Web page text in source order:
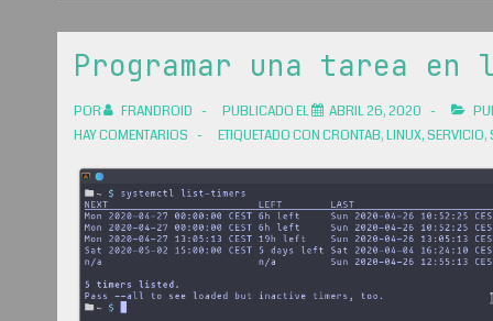
Programar una tarea en
POR FRANDROID PUBLICADO EL ABRIL 26, 2020
HAY COMENTARIOS
ETIQUETADO CONCRONTAB,LINUX,SERVICIO,